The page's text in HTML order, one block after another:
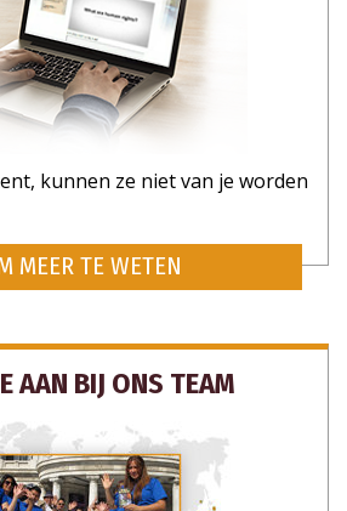
kunnen ze niet van je worden
MEER TE WETEN
AAN BIJ ONS TEAM